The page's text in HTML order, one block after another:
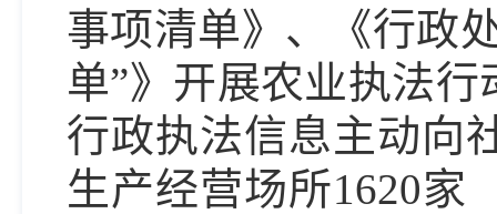
事项清单》、《行政
单”》开展农业执法
行政执法信息主动向
生产经营场所1620家